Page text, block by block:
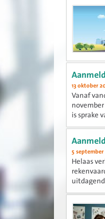
13 oktober
Vanaf
is sprake
5 september
Helaas
goed...